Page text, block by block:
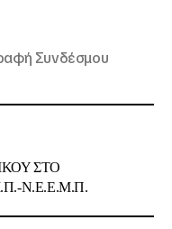
Συνδέσμου
ΣΤΟ
Ν.Ε.Ε.Μ.Π.